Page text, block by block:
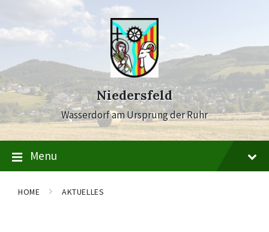
content
main
navigation
footer
Niedersfeld
Wasserdorf am Ursprung der Ruhr
Menu
HOME AKTUELLES